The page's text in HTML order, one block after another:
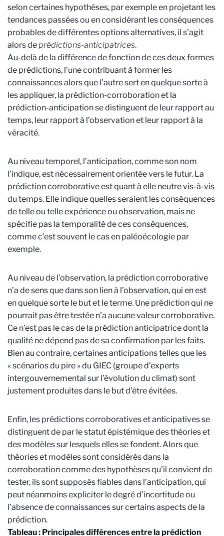
selon certaines hypothèses, par exemple en projetant les
tendances passées ou en considérant les conséquences
probables de différentes options alternatives, il s’agit
alors deprédictions-anticipatrices.
Au-delà de la différence de fonction de ces deux formes
de prédictions, l’une contribuant à former les
connaissances alors que l’autre sert en quelque sorte à
les appliquer, la prédiction-corroboration et la
prédiction-anticipation se distinguent de leur rapport au
temps, leur rapport à l’observation et leur rapport à la
véracité.
Au niveau temporel, l’anticipation, comme son nom
l’indique, est nécessairement orientée vers le futur. La
prédiction corroborative est quant à elle neutre vis-à-vis
du temps. Elle indique quelles seraient les conséquences
de telle ou telle expérience ou observation, mais ne
spécifie pas la temporalité de ces conséquences,
comme c’est souvent le cas en paléoécologie par
exemple.
Au niveau de l’observation, la prédiction corroborative
n’a de sens que dans son lien à l’observation, qui en est
en quelque sorte le but et le terme. Une prédiction qui ne
pourrait pas être testée n’a aucune valeur corroborative.
Ce n’est pas le cas de la prédiction anticipatrice dont la
qualité ne dépend pas de sa confirmation par les faits.
Bien au contraire, certaines anticipations telles que les
« scénarios du pire » du GIEC (groupe d’experts
intergouvernemental sur l’évolution du climat) sont
justement produites dans le but d’être évitées.
Enfin, les prédictions corroboratives et anticipatives se
distinguent de par le statut épistémique des théories et
des modèles sur lesquels elles se fondent. Alors que
théories et modèles sont considérés dans la
corroboration comme des hypothèses qu’il convient de
tester, ils sont supposés fiables dans l’anticipation, qui
peut néanmoins expliciter le degré d’incertitude ou
l’absence de connaissances sur certains aspects de la
prédiction.
Tableau : Principales différences entre la prédiction